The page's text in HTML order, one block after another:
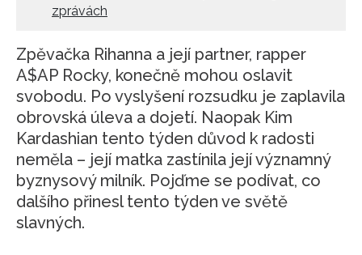
zprávách
Zpěvačka Rihanna a její partner, rapper
A$AP Rocky, konečně mohou oslavit
svobodu. Po vyslyšení rozsudku je zaplavila
obrovská úleva a dojetí. Naopak Kim
Kardashian tento týden důvod k radosti
neměla – její matka zastínila její významný
byznysový milník. Pojďme se podívat, co
dalšího přinesl tento týden ve světě
slavných.